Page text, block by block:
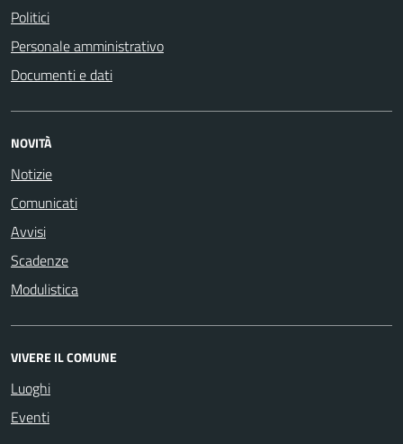
Politici
Personale amministrativo
Documenti e dati
NOVITÀ
Notizie
Comunicati
Avvisi
Scadenze
Modulistica
VIVERE IL COMUNE
Luoghi
Eventi